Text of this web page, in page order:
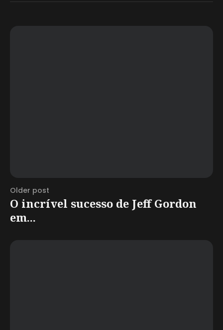
Older post
O incrível sucesso de Jeff Gordon
em...